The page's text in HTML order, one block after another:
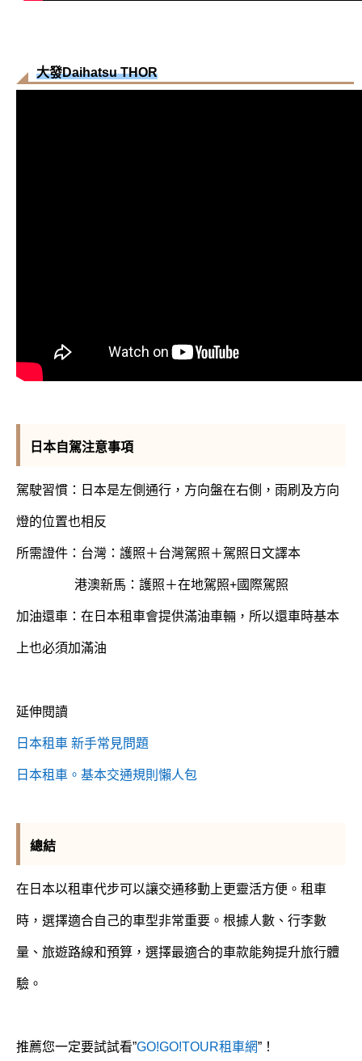
大發Daihatsu THOR
日本自駕注意事項
駕駛習慣：日本是左側通行，方向盤在右側，雨刷及方向
燈的位置也相反
所需證件：台灣：護照＋台灣駕照＋駕照日文譯本
港澳新馬：護照＋在地駕照+國際駕照
加油還車：在日本租車會提供滿油車輛，所以還車時基本
上也必須加滿油
延伸閱讀
日本租車 新手常見問題
日本租車。基本交通規則懶人包
總結
在日本以租車代步可以讓交通移動上更靈活方便。 租車
時，選擇適合自己的車型非常重要。根據人數、行李數
量、旅遊路線和預算，選擇最適合的車款能夠提升旅行體
驗。
推薦您一定要試試看”GO!GO!TOUR租車網”！